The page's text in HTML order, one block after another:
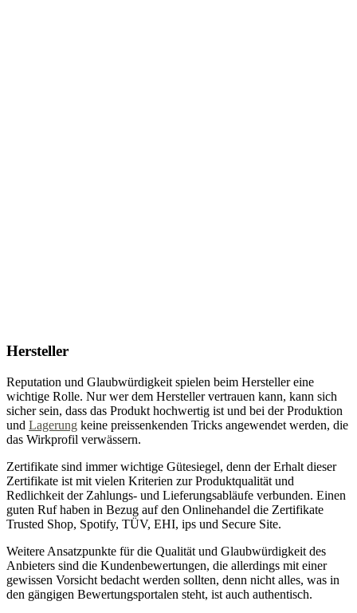
Hersteller
Reputation und Glaubwürdigkeit spielen beim Hersteller eine
wichtige Rolle. Nur wer dem Hersteller vertrauen kann, kann sich
sicher sein, dass das Produkt hochwertig ist und bei der Produktion
und Lagerung keine preissenkenden Tricks angewendet werden, die
das Wirkprofil verwässern.
Zertifikate sind immer wichtige Gütesiegel, denn der Erhalt dieser
Zertifikate ist mit vielen Kriterien zur Produktqualität und
Redlichkeit der Zahlungs- und Lieferungsabläufe verbunden. Einen
guten Ruf haben in Bezug auf den Onlinehandel die Zertifikate
Trusted Shop, Spotify, TÜV, EHI, ips und Secure Site.
Weitere Ansatzpunkte für die Qualität und Glaubwürdigkeit des
Anbieters sind die Kundenbewertungen, die allerdings mit einer
gewissen Vorsicht bedacht werden sollten, denn nicht alles, was in
den gängigen Bewertungsportalen steht, ist auch authentisch.